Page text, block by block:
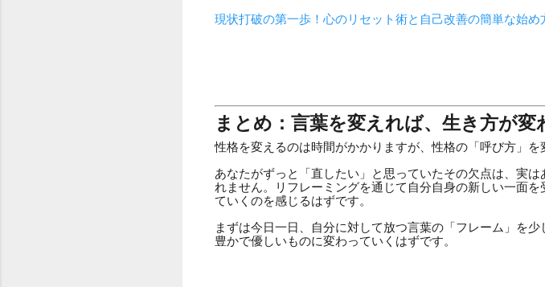
現状打破の第一歩！心のリセット術と自己改善の簡単な始め
まとめ：言葉を変えれば、生き方が変
性格を変えるのは時間がかかりますが、性格の「呼び方」を
あなたがずっと「直したい」と思っていたその欠点は、実
れません。リフレーミングを通じて自分自身の新しい一面
ていくのを感じるはずです。
まずは今日一日、自分に対して放つ言葉の「フレーム」を
豊かで優しいものに変わっていくはずです。